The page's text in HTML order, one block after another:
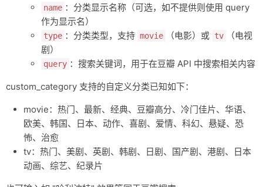
name ：分类显示名称（可选，如不提供则使用 query
作为显示名）
type ：分类类型，支持 movie （电影）或 tv
（电视
剧）
query ：搜索关键词，用于在豆瓣 API 中搜索相关内容
custom_category 支持的自定义分类已知如下：
movie：热门、最新、经典、豆瓣高分、冷门佳片、华语、
欧美、韩国、日本、动作、喜剧、爱情、科幻、悬疑、恐
怖、治愈
tv：热门、美剧、英剧、韩剧、日剧、国产剧、港剧、日本
动画、综艺、纪录片